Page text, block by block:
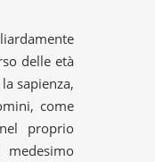
delle età
sapienza,
come
proprio
medesimo